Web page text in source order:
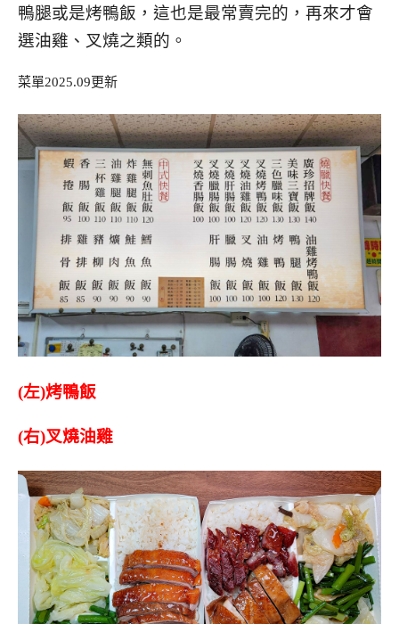
鴨腿或是烤鴨飯，這也是最常賣完的，再來才會
選油雞、叉燒之類的。
菜單2025.09更新
(左)烤鴨飯
(右)叉燒油雞